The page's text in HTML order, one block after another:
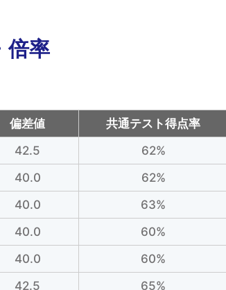
倍率
偏差値
共通テスト得点率
42.5
62%
40.0
62%
40.0
63%
40.0
60%
40.0
60%
42.5
65%